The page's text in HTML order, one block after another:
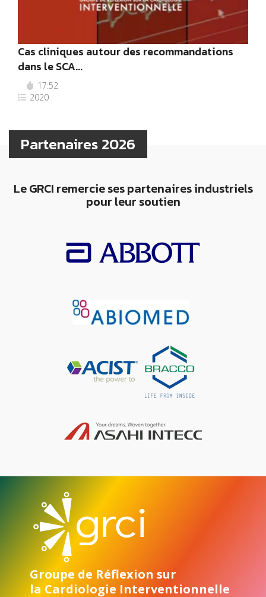
Cas cliniques autour des recommandations
dans le SCA...
17:52
2020
Partenaires 2026
Le GRCI remercie ses partenaires industriels
pour leur soutien
Groupe de Réflexion sur
la Cardiologie Interventionnelle